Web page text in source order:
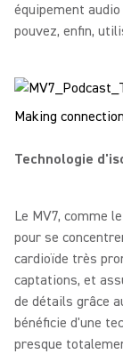
équipement
pouvez, enfin,
Making
Technologie
Le MV7, comme
pour se
cardioïde très
captations, et
de détails grâce
bénéficie d'une
presque